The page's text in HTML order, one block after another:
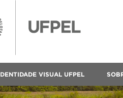
VISUAL UFPEL